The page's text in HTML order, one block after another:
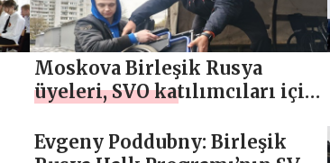
Moskova Birleşik Rusya
üyeleri, SVO katılımcıları için
Evgeny Poddubny: Birleşik